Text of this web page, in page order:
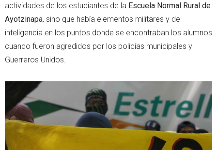
actividades de los estudiantes de la Escuela Normal Rural de
Ayotzinapa, sino que había elementos militares y de
inteligencia en los puntos donde se encontraban los alumnos
cuando fueron agredidos por los policías municipales y
Guerreros Unidos.